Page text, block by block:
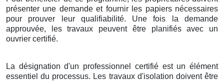
présenter une demande et fournir les papiers nécessaires
pour prouver leur qualifiabilité. Une fois la demande
approuvée, les travaux peuvent être planifiés avec un
ouvrier certifié.
La désignation d'un professionnel certifié est un élément
essentiel du processus. Les travaux d'isolation doivent être